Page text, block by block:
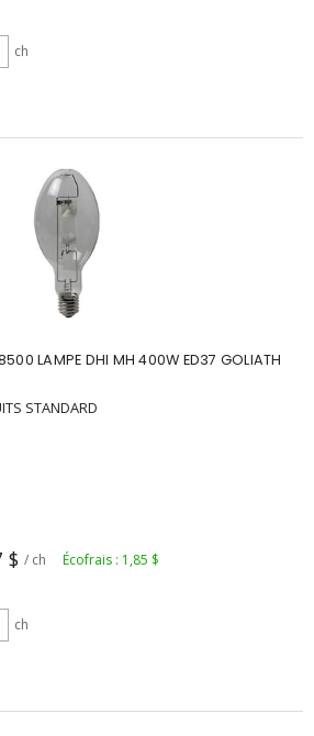
ch
LAMPE DHI MH 400W ED37 GOLIATH
STANDARD
$ / ch Écofrais : 1,85 $
ch